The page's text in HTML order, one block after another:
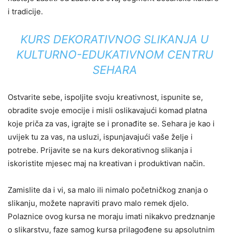
i tradicije.
KURS DEKORATIVNOG SLIKANJA U
KULTURNO-EDUKATIVNOM CENTRU
SEHARA
Ostvarite sebe, ispoljite svoju kreativnost, ispunite se,
obradite svoje emocije i misli oslikavajući komad platna
koje priča za vas, igrajte se i pronađite se. Sehara je kao i
uvijek tu za vas, na usluzi, ispunjavajući vaše želje i
potrebe. Prijavite se na kurs dekorativnog slikanja i
iskoristite mjesec maj na kreativan i produktivan način.
Zamislite da i vi, sa malo ili nimalo početničkog znanja o
slikanju, možete napraviti pravo malo remek djelo.
Polaznice ovog kursa ne moraju imati nikakvo predznanje
o slikarstvu, faze samog kursa prilagođene su apsolutnim